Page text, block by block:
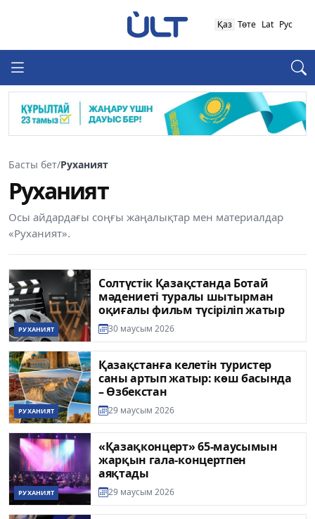
Қаз Төте Lat Рус
Басты бет/Руханият
Руханият
Осы айдардағы соңғы жаңалықтар мен материалдар
«Руханият».
РУХАНИЯТ
Солтүстік Қазақстанда Ботай
мәдениеті туралы шытырман
оқиғалы фильм түсіріліп жатыр
30 маусым 2026
РУХАНИЯТ
Қазақстанға келетін туристер
саны артып жатыр: көш басында
– Өзбекстан
29 маусым 2026
РУХАНИЯТ
«Қазақконцерт» 65-маусымын
жарқын гала-концертпен
аяқтады
29 маусым 2026